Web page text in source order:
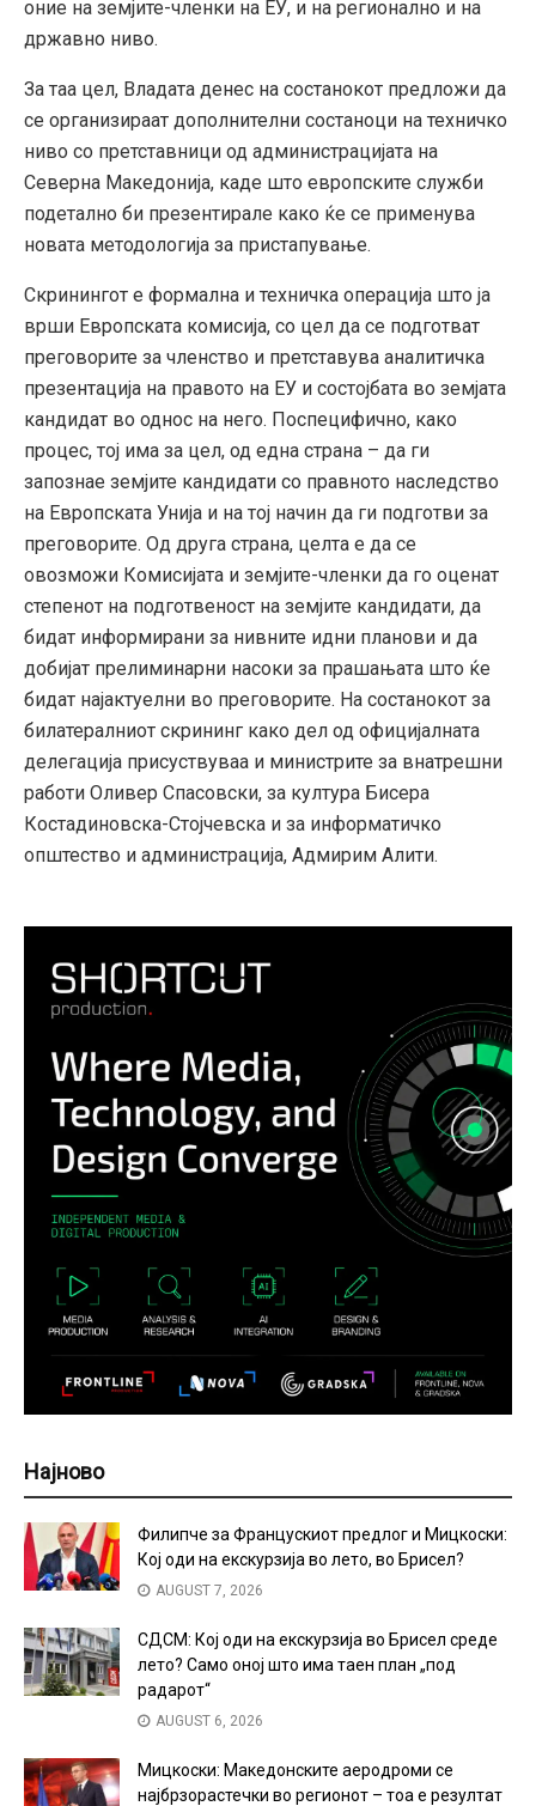
оние на земјите-членки на ЕУ, и на регионално и на
државно ниво.
За таа цел, Владата денес на состанокот предложи да
се организираат дополнителни состаноци на техничко
ниво со претставници од администрацијата на
Северна Македонија, каде што европските служби
подетално би презентирале како ќе се применува
новата методологија за пристапување.
Скринингот е формална и техничка операција што ја
врши Европската комисија, со цел да се подготват
преговорите за членство и претставува аналитичка
презентација на правото на ЕУ и состојбата во земјата
кандидат во однос на него. Поспецифично, како
процес, тој има за цел, од една страна – да ги
запознае земјите кандидати со правното наследство
на Европската Унија и на тој начин да ги подготви за
преговорите. Од друга страна, целта е да се
овозможи Комисијата и земјите-членки да го оценат
степенот на подготвеност на земјите кандидати, да
бидат информирани за нивните идни планови и да
добијат прелиминарни насоки за прашањата што ќе
бидат најактуелни во преговорите. На состанокот за
билатералниот скрининг како дел од официјалната
делегација присуствуваа и министрите за внатрешни
работи Оливер Спасовски, за култура Бисера
Костадиновска-Стојчевска и за информатичко
општество и администрација, Адмирим Алити.
Најново
Филипче за Францускиот предлог и Мицкоски:
Кој оди на екскурзија во лето, во Брисел?
AUGUST 7, 2026
СДСМ: Кој оди на екскурзија во Брисел среде
лето? Само оној што има таен план „под
радарот“
AUGUST 6, 2026
Мицкоски: Македонските аеродроми се
најбрзорастечки во регионот – тоа е резултат